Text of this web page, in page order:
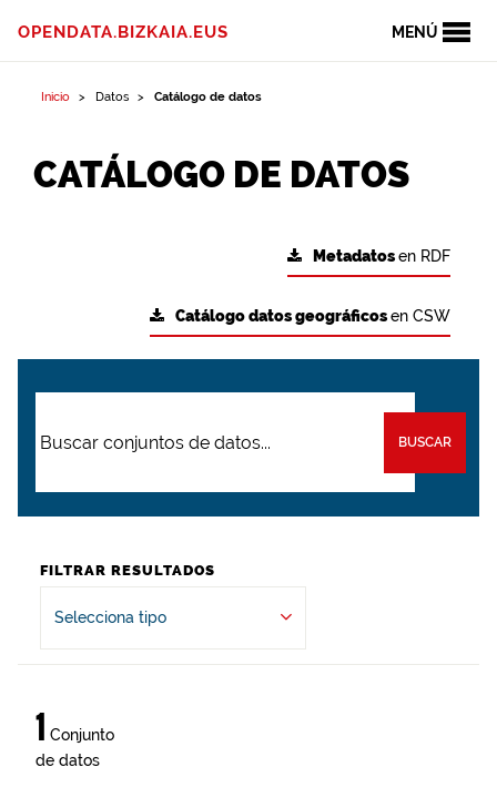
MENÚ
OPENDATA.BIZKAIA.EUS
Inicio Datos Catálogo de datos
CATÁLOGO DE DATOS
Metadatosen RDF
Catálogo datos geográficosen CSW
BUSCAR
FILTRAR RESULTADOS
Selecciona tipo
1 Conjunto
de datos